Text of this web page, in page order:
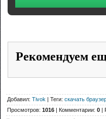
Рекомендуем
Добавил: Tivok | Теги: скачать
Просмотров: 1016 | Комментарии: 0 |